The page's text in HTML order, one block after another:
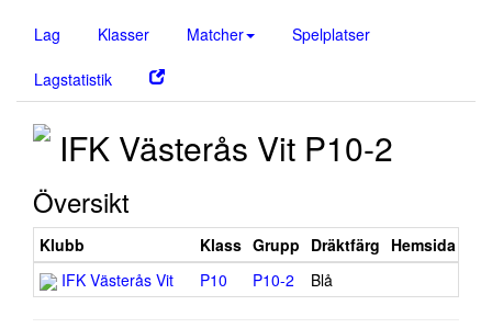
Lag Klasser Matcher Spelplatser
Lagstatistik
IFK Västerås Vit P10-2
Översikt
Klubb Klass Grupp Dräktfärg Hemsida
IFK Västerås Vit
P10 P10-2 Blå